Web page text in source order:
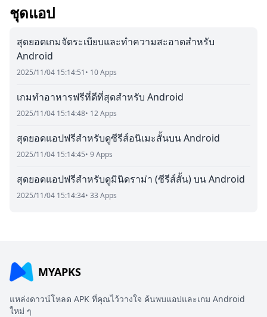
ชุดแอป
สุดยอดเกมจัดระเบียบและทำความสะอาดสำหรับ
Android
2025/11/04 15:14:51• 10 Apps
เกมทำอาหารฟรีที่ดีที่สุดสำหรับ Android
2025/11/04 15:14:48• 12 Apps
สุดยอดแอปฟรีสำหรับดูซีรีส์อนิเมะสั้นบน Android
2025/11/04 15:14:45• 9 Apps
สุดยอดแอปฟรีสำหรับดูมินิดราม่า (ซีรีส์สั้น) บน Android
2025/11/04 15:14:34• 33 Apps
MYAPKS
แหล่งดาวน์โหลด APK ที่คุณไว้วางใจ ค้นพบแอปและเกม Android
ใหม่ ๆ